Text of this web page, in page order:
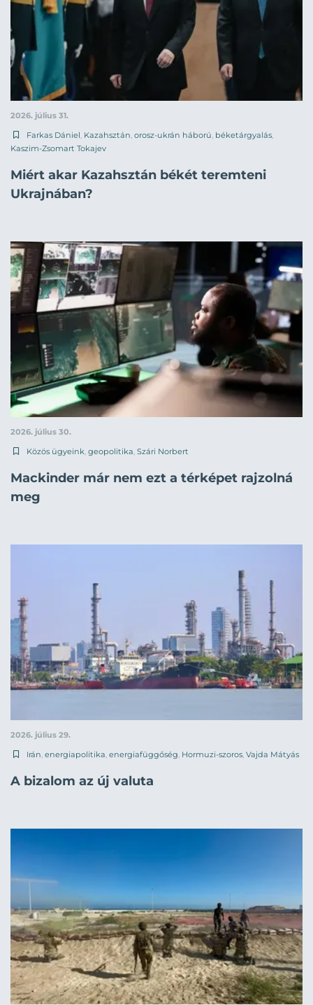
2026. július 31.
Farkas Dániel, Kazahsztán, orosz-ukrán háború, béketárgyalás,
Kaszim-Zsomart Tokajev
Miért akar Kazahsztán békét teremteni
Ukrajnában?
2026. július 30.
Közös ügyeink, geopolitika, Szári Norbert
Mackinder már nem ezt a térképet rajzolná
meg
2026. július 29.
Irán, energiapolitika, energiafüggőség, Hormuzi-szoros, Vajda Mátyás
A bizalom az új valuta